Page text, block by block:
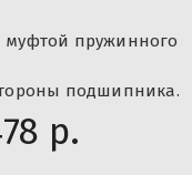
пружинного
подшипника.
р.